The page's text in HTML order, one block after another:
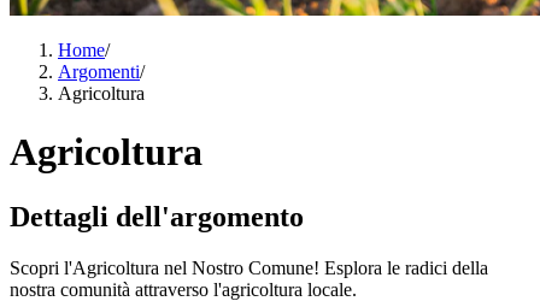
Home/
Argomenti/
Agricoltura
Agricoltura
Dettagli dell'argomento
Scopri l'Agricoltura nel Nostro Comune! Esplora le radici della
nostra comunità attraverso l'agricoltura locale.